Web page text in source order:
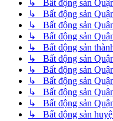
↳ Bất động sản
↳ Bất động sản
↳ Bất động sản
↳ Bất động sản
↳ Bất động sản
↳ Bất động sản
↳ Bất động sản
↳ Bất động sản
↳ Bất động sản
↳ Bất động sản
↳ Bất động sản